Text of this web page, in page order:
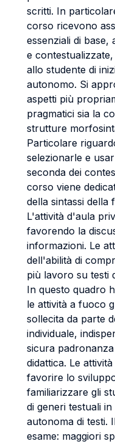
scritti. In
corso ricevono
essenziali di base,
e
allo studente di
autonomo. Si
aspetti più
pragmatici sia la
strutture
Particolare
selezionarle e
seconda dei
corso viene
della sintassi della
L'attività d'aula
favorendo la
informazioni. Le
dell'abilità di
più lavoro su testi
In questo quadro
le attività a fuoco
sollecita da parte
individuale,
sicura
didattica. Le
favorire lo
familiarizzare gli
di generi testuali
autonoma di testi.
esame: maggiori